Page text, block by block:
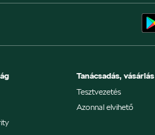
Tanácsadás, vásárlás
Tesztvezetés
Azonnal elvihető